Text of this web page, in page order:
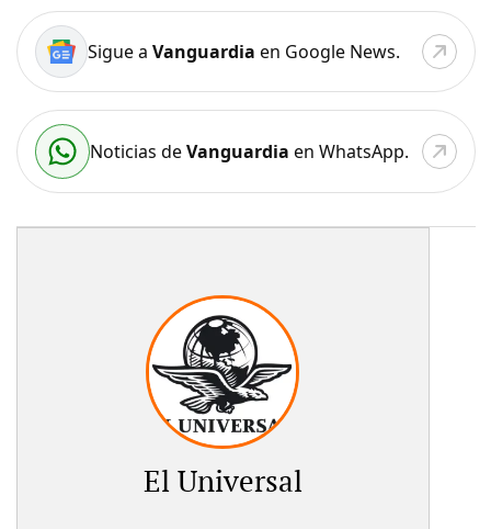
Sigue a Vanguardia en Google News.
Noticias deVanguardia en WhatsApp.
El Universal